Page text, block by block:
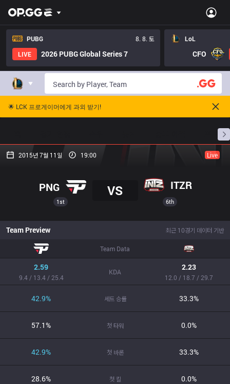
PUBG
8. 8. 토
LIVE
2026 PUBG Global Series 7
LoL
CFO
🌟 LCK 프로게이머에게 과외 받기!
프로빌
2015년 7월 11일 19:00 Live
1st
PNG VS ITZR
6th
Team Preview 최근 10경기 데이터 기반
Team Data
2.59
9.4 / 13.4 / 25.4
KDA 2.23
12.0 / 18.7 / 29.7
42.9% 세트 승률 33.3%
57.1% 첫 타워 0.0%
42.9% 첫 바론 33.3%
28.6% 첫 킬 0.0%